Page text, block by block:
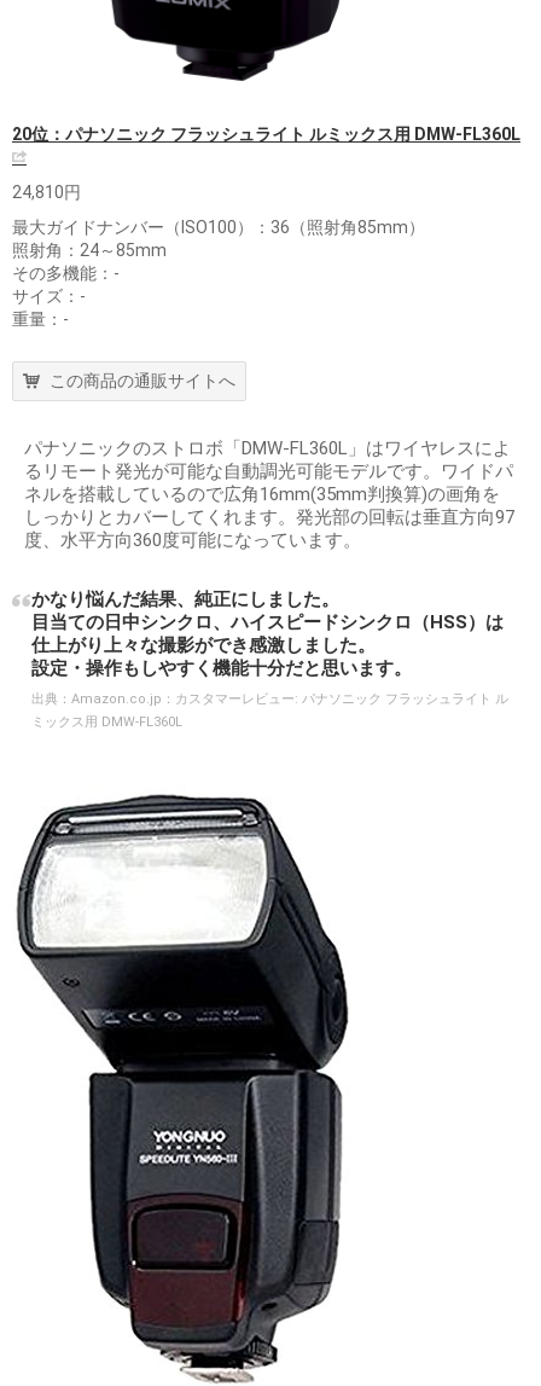
20位：パナソニック フラッシュライト ルミックス用 DMW-FL360L
24,810円
最大ガイドナンバー（ISO100）：36（照射角85mm）
照射角：24～85mm
その多機能：-
サイズ：-
重量：-
この商品の通販サイトへ
パナソニックのストロボ「DMW-FL360L」はワイヤレスによ
るリモート発光が可能な自動調光可能モデルです。ワイドパ
ネルを搭載しているので広角16mm(35mm判換算)の画角を
しっかりとカバーしてくれます。発光部の回転は垂直方向97
度、水平方向360度可能になっています。
かなり悩んだ結果、純正にしました。
目当ての日中シンクロ、ハイスピードシンクロ（HSS）は
仕上がり上々な撮影ができ感激しました。
設定・操作もしやすく機能十分だと思います。
出典： Amazon.co.jp：カスタマーレビュー: パナソニック フラッシュライト ル
ミックス用 DMW-FL360L